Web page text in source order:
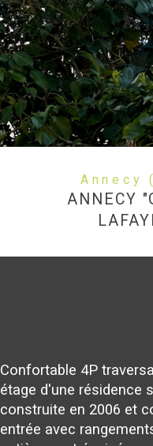
ANNECY
Confortable 4P
étage d'une résidence
construite en 2006 et
entrée avec